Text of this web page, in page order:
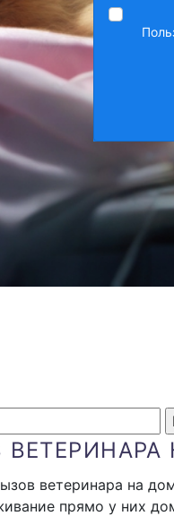
ветеринара на
прямо у них